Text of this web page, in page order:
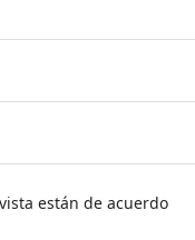
están de acuerdo